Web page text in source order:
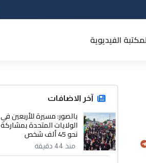
الفيديوية
آخر الاضافات
بالصور: مسيرة للأربعين في
الولايات المتحدة بمشاركة
نحو 45 ألف شخص
منذ 44 دقيقة